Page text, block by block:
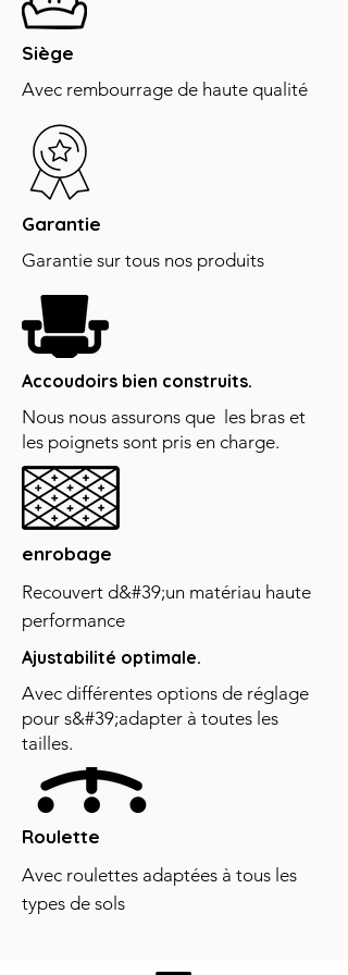
Siège
Avec rembourrage de haute qualité
Garantie
Garantie sur tous nos produits
Accoudoirs bien construits.
Nous nous assurons que les bras et
les poignets sont pris en charge.
enrobage
Recouvert d&#39;un matériau haute
performance
Ajustabilité optimale.
Avec différentes options de réglage
pour s&#39;adapter à toutes les
tailles.
Roulette
Avec roulettes adaptées à tous les
types de sols